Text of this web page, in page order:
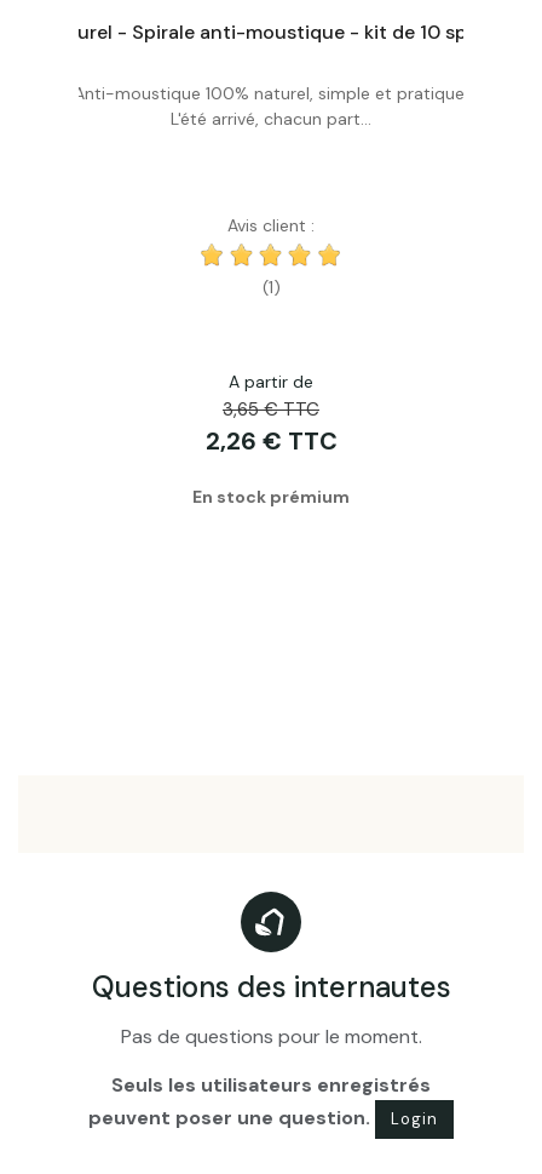
Acheter
Anti-moustique 100% naturel, simple et pratique.
L'été arrivé, chacun part...
Avis client :
(1)
A partir de
3,65 € TTC
2,26 € TTC
En stock prémium
Questions des internautes
Pas de questions pour le moment.
Seuls les utilisateurs enregistrés
peuvent poser une question.
Login